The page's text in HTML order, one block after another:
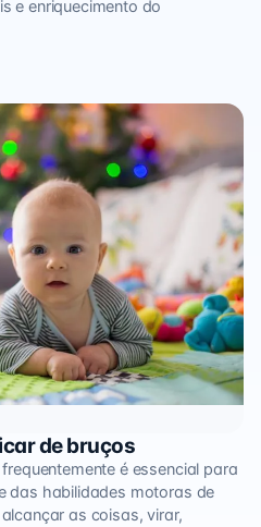
e enriquecimento do
de bruços
é essencial para
das habilidades motoras de
as coisas, virar,